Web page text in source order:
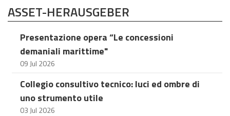
ASSET-HERAUSGEBER
Presentazione opera “Le concessioni
demaniali marittime"
09 Jul 2026
Collegio consultivo tecnico: luci ed ombre di
uno strumento utile
03 Jul 2026